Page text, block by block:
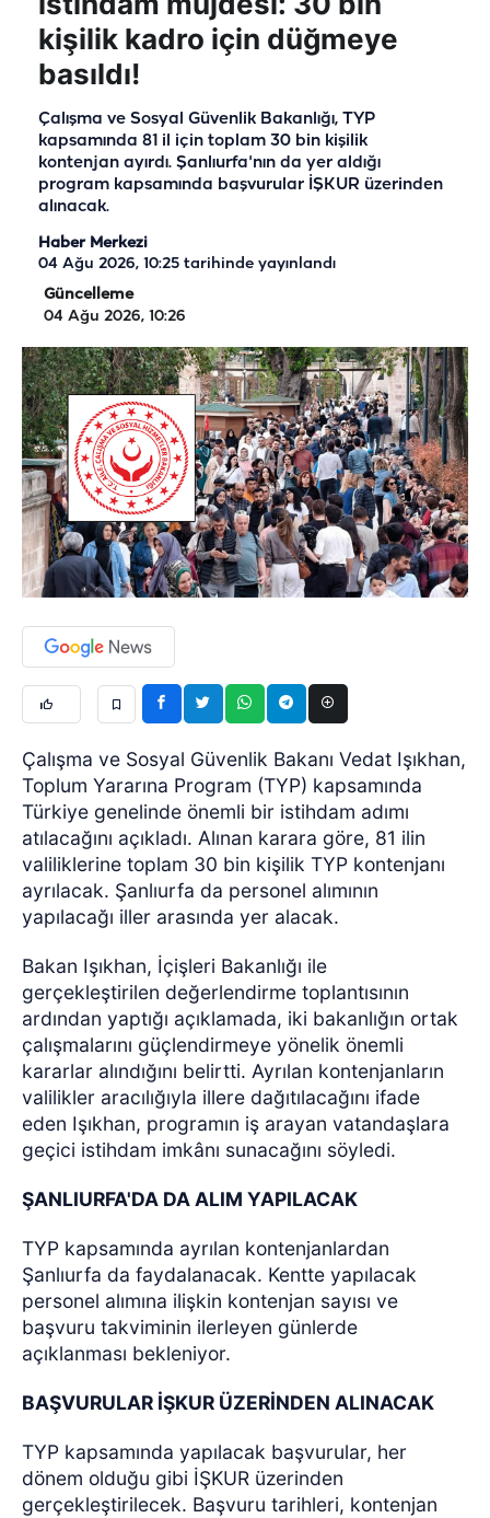
kişilik kadro için düğmeye
basıldı!
Çalışma ve Sosyal Güvenlik Bakanlığı, TYP
kapsamında 81 il için toplam 30 bin kişilik
kontenjan ayırdı. Şanlıurfa'nın da yer aldığı
program kapsamında başvurular İŞKUR üzerinden
alınacak.
Haber Merkezi
04 Ağu 2026, 10:25 tarihinde yayınlandı
Güncelleme
04 Ağu 2026, 10:26
Çalışma ve Sosyal Güvenlik Bakanı Vedat Işıkhan,
Toplum Yararına Program (TYP) kapsamında
Türkiye genelinde önemli bir istihdam adımı
atılacağını açıkladı. Alınan karara göre, 81 ilin
valiliklerine toplam 30 bin kişilik TYP kontenjanı
ayrılacak. Şanlıurfa da personel alımının
yapılacağı iller arasında yer alacak.
Bakan Işıkhan, İçişleri Bakanlığı ile
gerçekleştirilen değerlendirme toplantısının
ardından yaptığı açıklamada, iki bakanlığın ortak
çalışmalarını güçlendirmeye yönelik önemli
kararlar alındığını belirtti. Ayrılan kontenjanların
valilikler aracılığıyla illere dağıtılacağını ifade
eden Işıkhan, programın iş arayan vatandaşlara
geçici istihdam imkânı sunacağını söyledi.
ŞANLIURFA'DA DA ALIM YAPILACAK
TYP kapsamında ayrılan kontenjanlardan
Şanlıurfa da faydalanacak. Kentte yapılacak
personel alımına ilişkin kontenjan sayısı ve
başvuru takviminin ilerleyen günlerde
açıklanması bekleniyor.
BAŞVURULAR İŞKUR ÜZERİNDEN ALINACAK
TYP kapsamında yapılacak başvurular, her
dönem olduğu gibi İŞKUR üzerinden
gerçekleştirilecek. Başvuru tarihleri, kontenjan